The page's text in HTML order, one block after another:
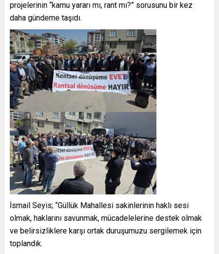
projelerinin “kamu yararı mı, rant mı?” sorusunu bir kez
daha gündeme taşıdı.
İsmail Seyis; “Güllük Mahallesi sakinlerinin haklı sesi
olmak, haklarını savunmak, mücadelelerine destek olmak
ve belirsizliklere karşı ortak duruşumuzu sergilemek için
toplandık.